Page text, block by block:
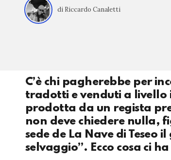
di Riccardo Canaletti
C’è chi pagherebbe per
tradotti e venduti a livello
prodotta da un regista
non deve chiedere nulla,
sede de La Nave di Teseo
selvaggio”. Ecco cosa ci